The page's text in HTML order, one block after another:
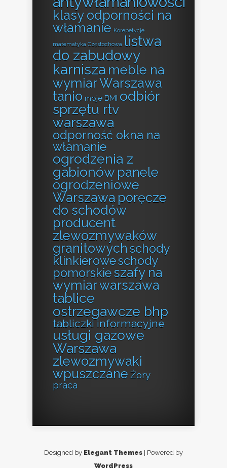
klasy odporności na
włamanie Korepetycje
matematyka Częstochowa listwa
do zabudowy
karnisza meble na
wymiar Warszawa
tanio moje BMI odbiór
sprzętu rtv
warszawa
odporność okna na
włamanie
ogrodzenia z
gabionów panele
ogrodzeniowe
Warszawa poręcze
do schodów
producent
zlewozmywaków
granitowych schody
klinkieroweschody
pomorskieszafy na
wymiar warszawa
tablice
ostrzegawcze bhp
tabliczki informacyjne
usługi gazowe
Warszawa
zlewozmywaki
wpuszczane Żory
praca
Designed by Elegant Themes | Powered by
WordPress